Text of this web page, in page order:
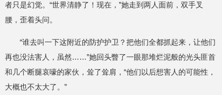
者只是幻觉。“世界清静了！现在，”她走到两人面前，双手叉
腰，歪着头问。
“谁去叫一下这附近的防护护卫？把他们全都抓起来，让他们
再也没法害人，虽然……”她回头瞥了一眼那堆烂泥般的光头匪首
和几个断腿哀嚎的家伙，耸了耸肩，“他们以后想害人的可能性，
大概也不太大了。”